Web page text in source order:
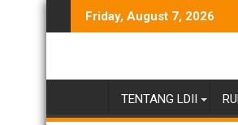
to
Friday, August 7, 2026
Gelar Rekreasi Bersama LDII
Lurah Tegal Alur Apresiasi LDII Jadi
TENTANG LDII